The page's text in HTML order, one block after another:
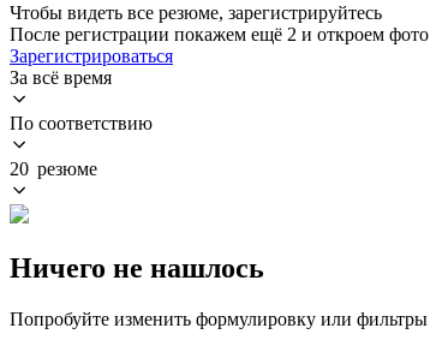
Чтобы видеть все резюме, зарегистрируйтесь
После регистрации покажем ещё 2 и откроем фото
Зарегистрироваться
За всё время
По соответствию
20 резюме
Ничего не нашлось
Попробуйте изменить формулировку или фильтры